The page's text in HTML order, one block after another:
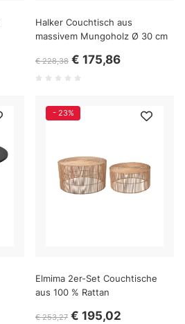
Halker Couchtisch aus
massivem Mungoholz Ø 30 cm
€ 228,38 € 175,86
- 23%
Elmima 2er-Set Couchtische
aus 100 % Rattan
€ 253,27 € 195,02